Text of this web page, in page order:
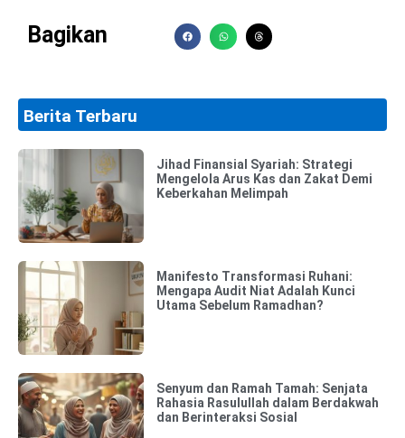
Bagikan
Berita Terbaru
Jihad Finansial Syariah: Strategi
Mengelola Arus Kas dan Zakat Demi
Keberkahan Melimpah
Manifesto Transformasi Ruhani:
Mengapa Audit Niat Adalah Kunci
Utama Sebelum Ramadhan?
Senyum dan Ramah Tamah: Senjata
Rahasia Rasulullah dalam Berdakwah
dan Berinteraksi Sosial